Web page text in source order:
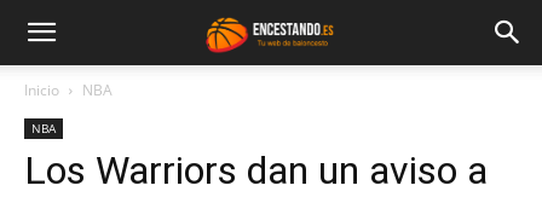
Inicio NBA
NBA
Los Warriors dan un aviso a